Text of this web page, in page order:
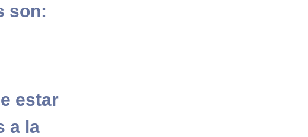
son:
estar
a la